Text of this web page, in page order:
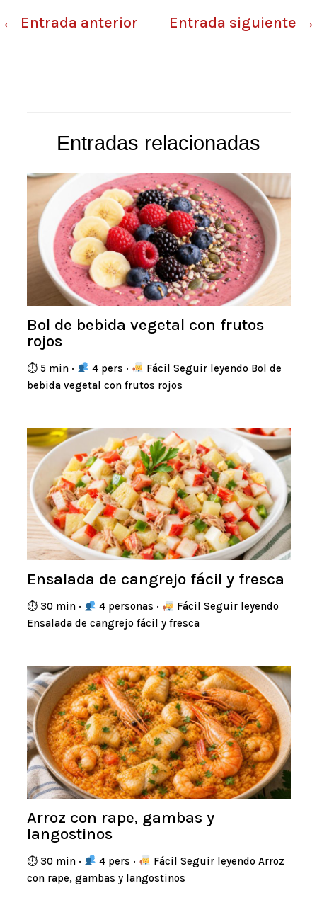
← Entrada anterior Entrada siguiente →
Entradas relacionadas
Bol de bebida vegetal con frutos
rojos
⏱ 5 min · 4 pers ·
Fácil Seguir leyendo Bol de
bebida vegetal con frutos rojos
Ensalada de cangrejo fácil y fresca
⏱ 30 min · 4 personas ·
Fácil Seguir leyendo
Ensalada de cangrejo fácil y fresca
Arroz con rape, gambas y
langostinos
⏱ 30 min · 4 pers ·
Fácil Seguir leyendo Arroz
con rape, gambas y langostinos